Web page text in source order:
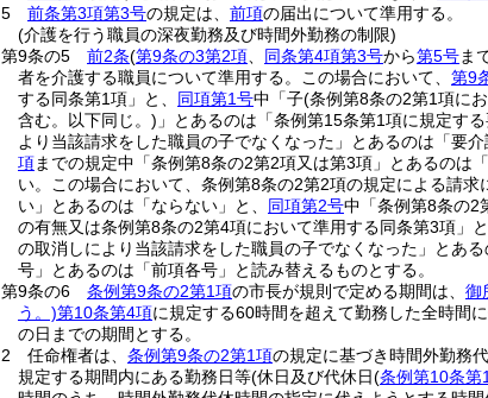
5
前条第3項第3号の規定は、 前項の届出について準用する。
(介護を行う職員の深夜勤務及び時間外勤務の制限)
第9条の5
前2条(第9条の3第2項 同条第4項第3号から第5号ま
者を介護する職員について準用する。
この場合において、 第9
する同条第1項」と、 同項第1号中「子(条例第8条の2第1項に
含む。以下同じ。) 」とあるのは「条例第15条第1項に規定す
より当該請求をした職員の子でなくなった」とあるのは「要
項までの規定中「条例第8条の2第2項又は第3項」とあるのは
い。この場合において、条例第8条の2第2項の規定による請
い」とあるのは「ならない」と、 同項第2号中「条例第8条の2
の有無又は条例第8条の2第4項において準用する同条第3項」と
の取消しにより当該請求をした職員の子でなくなった」とあ
号」とあるのは「前項各号」と読み替えるものとする。
第9条の6
条例第9条の2第1項の市長が規則で定める期間は、 御
う。)第10条第4項に規定する60時間を超えて勤務した全時間
の日までの期間とする。
2
任命権者は、 条例第9条の2第1項の規定に基づき時間外勤務
規定する期間内にある勤務日等(休日及び代休日(条例第10条第